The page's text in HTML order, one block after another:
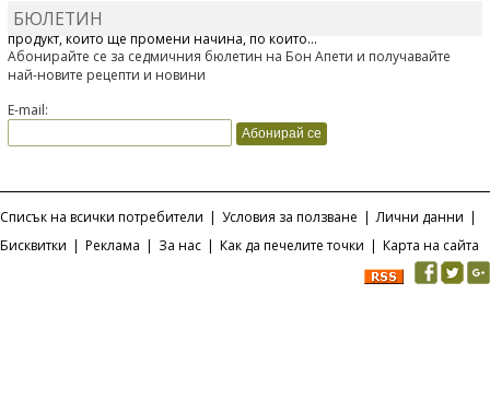
Отскоро Лесафр България стартира предлагането на изцяло нов
продукт, който ще промени начина, по който...
БЮЛЕТИН
Абонирайте се за седмичния бюлетин на Бон Апети и получавайте
най-новите рецепти и новини
E-mail:
Списък на всички потребители | Условия за ползване | Лични данни |
Бисквитки | Реклама | За нас | Как да печелите точки | Карта на сайта